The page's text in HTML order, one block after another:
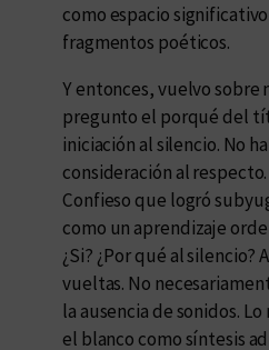
como espacio
fragmentos poéticos.
Y entonces, vuelvo sobre
pregunto el porqué del
iniciación al silencio. No
consideración al respecto.
Confieso que logró
como un aprendizaje
¿Si? ¿Por qué al silencio?
vueltas. No
la ausencia de sonidos.
el blanco como síntesis